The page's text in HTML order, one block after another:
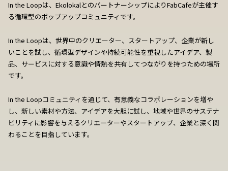
In the Loopは、EkolokalとのパートナーシップによりFabCafeが主催す
る循環型のポップアップコミュニティです。
In the Loopは、世界中のクリエーター、スタートアップ、企業が新し
いことを試し、循環型デザインや持続可能性を重視したアイデア、製
品、サービスに対する意識や情熱を共有してつながりを持つための場所
です。
In the Loopコミュニティを通じて、有意義なコラボレーションを増や
し、新しい素材や方法、アイデアを大胆に試し、地域や世界のサステナ
ビリティに影響を与えるクリエーターやスタートアップ、企業と深く関
わることを目指しています。